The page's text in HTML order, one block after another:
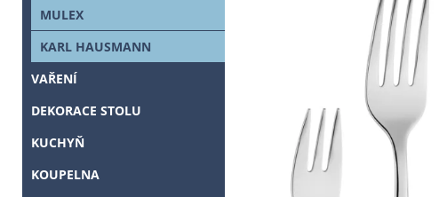
MULEX
KARL HAUSMANN
VAŘENÍ
DEKORACE STOLU
KUCHYŇ
KOUPELNA